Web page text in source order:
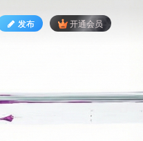
发布 开通会员